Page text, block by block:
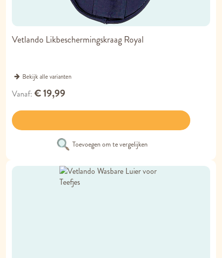
Vetlando Likbeschermingskraag Royal
Bekijk alle varianten
Vanaf € 19,99
Toevoegen om te vergelijken